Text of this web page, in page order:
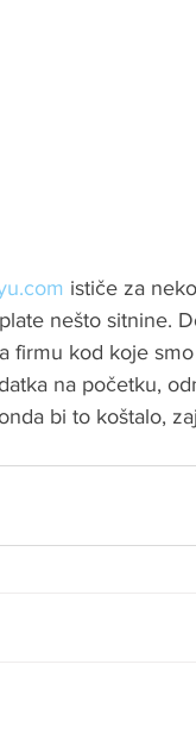
ističe za
nešto sitnine.
firmu kod koje
na početku,
bi to koštalo,